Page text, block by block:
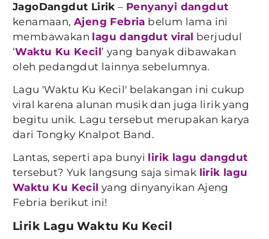
JagoDangdut Lirik – Penyanyi dangdut
kenamaan,Ajeng Febria belum lama ini
membawakan lagu dangdut viral berjudul
‘Waktu Ku Kecil’ yang banyak dibawakan
oleh pedangdut lainnya sebelumnya.
Lagu 'Waktu Ku Kecil' belakangan ini cukup
viral karena alunan musik dan juga lirik yang
begitu unik. Lagu tersebut merupakan karya
dari Tongky Knalpot Band.
Lantas, seperti apa bunyi lirik lagu dangdut
tersebut? Yuk langsung saja simak lirik lagu
Waktu Ku Kecil yang dinyanyikan Ajeng
Febria berikut ini!
Lirik Lagu Waktu Ku Kecil